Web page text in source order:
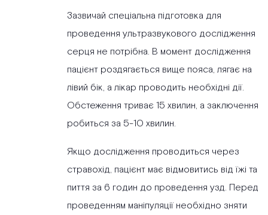
Зазвичай спеціальна підготовка для
проведення ультразвукового дослідження
серця не потрібна. В момент дослідження
пацієнт роздягається вище пояса, лягає на
лівий бік, а лікар проводить необхідні дії.
Обстеження триває 15 хвилин, а заключення
робиться за 5-10 хвилин.
Якщо дослідження проводиться через
стравохід, пацієнт має відмовитись від їжі та
пиття за 6 годин до проведення узд. Перед
проведенням маніпуляції необхідно зняти